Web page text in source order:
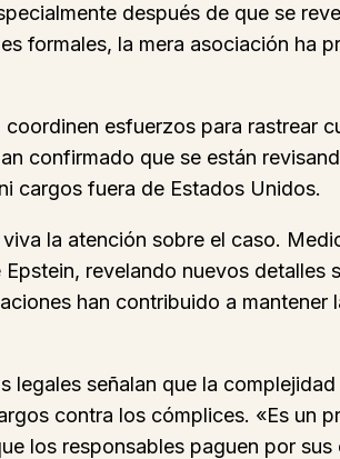
después de que se
formales, la mera asociación ha
esfuerzos para rastrear
confirmado que se están
cargos fuera de Estados Unidos.
la atención sobre el caso.
revelando nuevos detalles
han contribuido a mantener
señalan que la
contra los cómplices. «Es un
los responsables paguen por sus